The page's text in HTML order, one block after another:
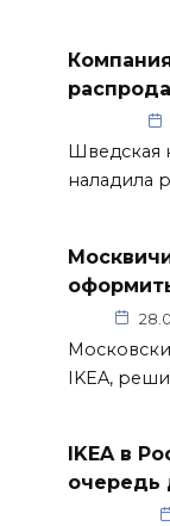
Шведская
наладила
IKEA,
IKEA в
очередь